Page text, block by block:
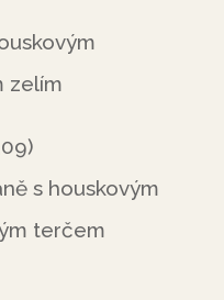
zelím
s houskovým
terčem